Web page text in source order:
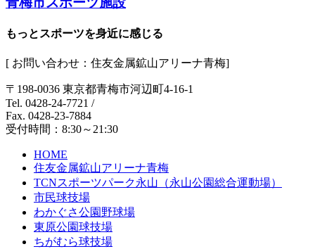
もっとスポーツを身近に感じる
[ お問い合わせ：住友金属鉱山アリーナ青梅]
〒198-0036 東京都青梅市河辺町4-16-1
Tel. 0428-24-7721 /
Fax. 0428-23-7884
受付時間：8:30～21:30
HOME
住友金属鉱山アリーナ青梅
TCNスポーツパーク永山（永山公園総合運動場）
市民球技場
わかぐさ公園野球場
東原公園球技場
ちがむら球技場